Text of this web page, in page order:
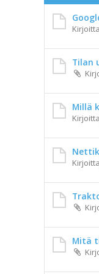
Tilan
Millä
Mitä